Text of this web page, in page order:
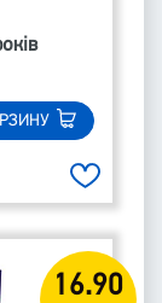
16.90